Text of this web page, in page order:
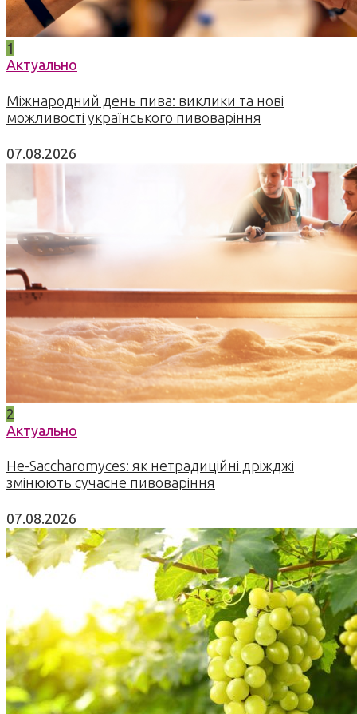
1
Актуально
Міжнародний день пива: виклики та нові
можливості українського пивоваріння
07.08.2026
2
Актуально
Не-Saccharomyces: як нетрадиційні дріжджі
змінюють сучасне пивоваріння
07.08.2026